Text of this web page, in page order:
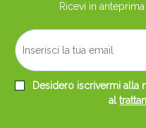
Ricevi in
Desidero iscrivermi alla
al